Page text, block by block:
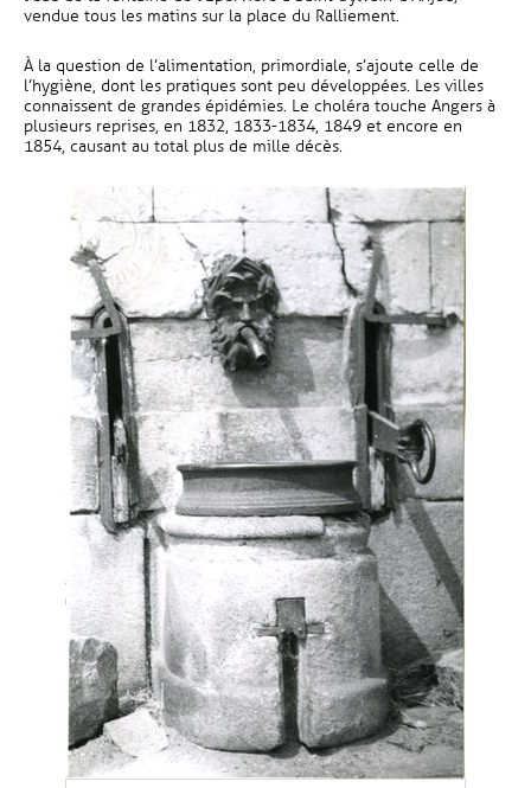
vendue tous les matins sur la place du Ralliement.
À la question de l’alimentation, primordiale, s’ajoute celle de
l’hygiène, dont les pratiques sont peu développées. Les villes
connaissent de grandes épidémies. Le choléra touche Angers à
plusieurs reprises, en 1832, 1833-1834, 1849 et encore en
1854, causant au total plus de mille décès.